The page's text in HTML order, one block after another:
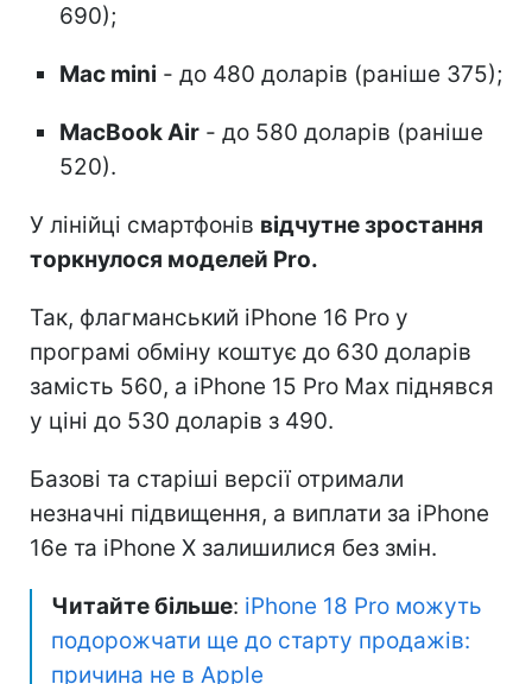
690);
Mac mini - до 480 доларів (раніше 375);
MacBook Air - до 580 доларів (раніше
520).
У лінійці смартфонів відчутне зростання
торкнулося моделей Pro.
Так, флагманський iPhone 16 Pro у
програмі обміну коштує до 630 доларів
замість 560, а iPhone 15 Pro Max піднявся
у ціні до 530 доларів з 490.
Базові та старіші версії отримали
незначні підвищення, а виплати за iPhone
16e та iPhone X залишилися без змін.
Читайте більше: iPhone 18 Pro можуть
подорожчати ще до старту продажів:
причина не в Apple